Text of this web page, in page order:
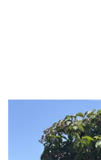
Primary Image